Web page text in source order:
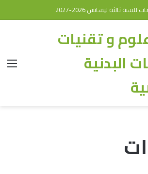
2027)
و تقنيات
البدنية